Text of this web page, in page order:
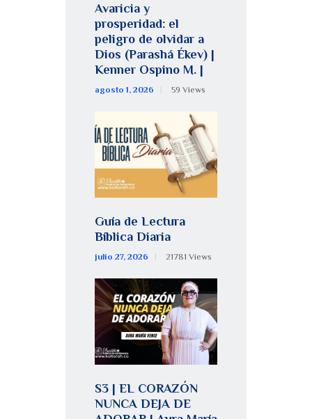
Avaricia y
prosperidad: el
peligro de olvidar a
Dios (Parashá Ékev) |
Kenner Ospino M. |
agosto 1, 2026 59 Views
Guía de Lectura
Bíblica Diaria
julio 27, 2026 21781 Views
S3 | EL CORAZÓN
NUNCA DEJA DE